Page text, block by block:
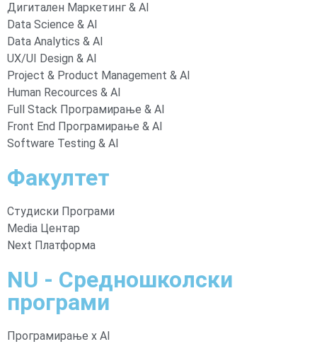
Дигитален Маркетинг & AI
Data Science & AI
Data Analytics & AI
UX/UI Design & AI
Project & Product Management & AI
Human Recources & AI
Full Stack Програмирање & AI
Front End Програмирање & AI
Software Testing & AI
Факултет
Студиски Програми
Media Центар
Next Платформа
NU - Средношколски
програми​
Програмирање x AI